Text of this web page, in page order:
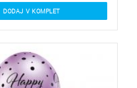
DODAJ V KOMPLET